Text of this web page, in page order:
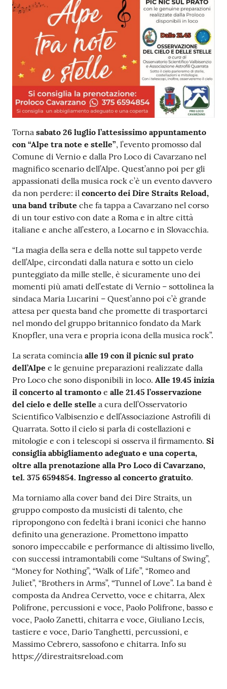
Contenuto
Torna sabato 26 luglio l’attesissimo appuntamento
con “Alpe tra note e stelle”, l’evento promosso dal
Comune di Vernio e dalla Pro Loco di Cavarzano nel
magnifico scenario dell’Alpe. Quest’anno poi per gli
appassionati della musica rock c’è un evento davvero
da non perdere: il concerto dei Dire Straits Reload,
una band tribute che fa tappa a Cavarzano nel corso
di un tour estivo con date a Roma e in altre città
italiane e anche all’estero, a Locarno e in Slovacchia.
“La magia della sera e della notte sul tappeto verde
dell’Alpe, circondati dalla natura e sotto un cielo
punteggiato da mille stelle, è sicuramente uno dei
momenti più amati dell’estate di Vernio – sottolinea la
sindaca Maria Lucarini – Quest’anno poi c’è grande
attesa per questa band che promette di trasportarci
nel mondo del gruppo britannico fondato da Mark
Knopfler, una vera e propria icona della musica rock”.
La serata comincia alle 19 con il picnic sul prato
dell’Alpe e le genuine preparazioni realizzate dalla
Pro Loco che sono disponibili in loco. Alle 19.45 inizia
il concerto al tramonto e alle 21.45 l’osservazione
del cielo e delle stelle a cura dell’Osservatorio
Scientifico Valbisenzio e dell’Associazione Astrofili di
Quarrata. Sotto il cielo si parla di costellazioni e
mitologie e con i telescopi si osserva il firmamento. Si
consiglia abbigliamento adeguato e una coperta,
oltre alla prenotazione alla Pro Loco di Cavarzano,
tel. 375 6594854. Ingresso al concerto gratuito.
Ma torniamo alla cover band dei Dire Straits, un
gruppo composto da musicisti di talento, che
ripropongono con fedeltà i brani iconici che hanno
definito una generazione. Promettono impatto
sonoro impeccabile e performance di altissimo livello,
con successi intramontabili come “Sultans of Swing”,
“Money for Nothing”, “Walk of Life”, “Romeo and
Juliet”, “Brothers in Arms”, “Tunnel of Love”. La band è
composta da Andrea Cervetto, voce e chitarra, Alex
Polifrone, percussioni e voce, Paolo Polifrone, basso e
voce, Paolo Zanetti, chitarra e voce, Giuliano Lecis,
tastiere e voce, Dario Tanghetti, percussioni, e
Massimo Cebrero, sassofono e chitarra. Info su
https://direstraitsreload.com